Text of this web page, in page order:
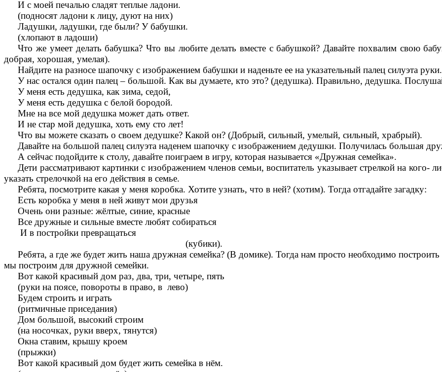
И с моей печалью сладят теплые ладони.
(подносят ладони к лицу, дуют на них)
Ладушки, ладушки, где были? У бабушки.
(хлопают в ладоши)
Что же умеет делать бабушка? Что вы любите делать вместе с бабушкой? Давайте похвалим свою
добрая, хорошая, умелая).
Найдите на разносе шапочку с изображением бабушки и наденьте ее на указательный палец силуэта руки.
У нас остался один палец – большой. Как вы думаете, кто это? (дедушка). Правильно, дедушка.
У меня есть дедушка, как зима, седой,
У меня есть дедушка с белой бородой.
Мне на все мой дедушка может дать ответ.
И не стар мой дедушка, хоть ему сто лет!
Что вы можете сказать о своем дедушке? Какой он? (Добрый, сильный, умелый, сильный, храбрый).
Давайте на большой палец силуэта наденем шапочку с изображением дедушки. Получилась большая
А сейчас подойдите к столу, давайте поиграем в игру, которая называется «Дружная семейка».
Дети рассматривают картинки с изображением членов семьи, воспитатель указывает стрелкой на кого-
указать стрелочкой на его действия в семье.
Ребята, посмотрите какая у меня коробка. Хотите узнать, что в ней? (хотим). Тогда отгадайте загадку:
Есть коробка у меня в ней живут мои друзья
Очень они разные: жёлтые, синие, красные
Все дружные и сильные вместе любят собираться
И в постройки превращаться
(кубики).
Ребята, а где же будет жить наша дружная семейка? (В домике). Тогда нам просто необходимо
мы построим для дружной семейки.
Вот какой красивый дом раз, два, три, четыре, пять
(руки на поясе, повороты в право, в лево)
Будем строить и играть
(ритмичные приседания)
Дом большой, высокий строим
(на носочках, руки вверх, тянутся)
Окна ставим, крышу кроем
(прыжки)
Вот какой красивый дом будет жить семейка в нём.